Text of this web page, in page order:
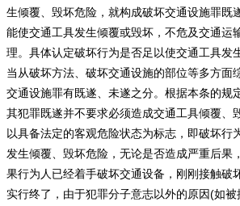
生倾覆、毁坏危险，就构成破坏交通设施罪既
能使交通工具发生倾覆或毁坏，不危及交通运
理。具体认定破坏行为是否足以使交通工具发
当从破坏方法、破坏交通设施的部位等多方
交通设施罪有既遂、未遂之分。根据本条的规
其犯罪既遂并不要求必须造成交通工具倾覆、
以具备法定的客观危险状态为标志，即破坏行
发生倾覆、毁坏危险，无论是否造成严重后果
果行为人已经着手破坏交通设备，刚刚接触破
实行终了，由于犯罪分子意志以外的原因(如